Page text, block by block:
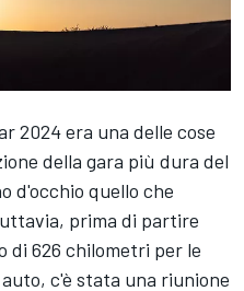
2024 era una delle cose
della gara più dura del
d'occhio quello che
prima di partire
di 626 chilometri per le
c'è stata una riunione